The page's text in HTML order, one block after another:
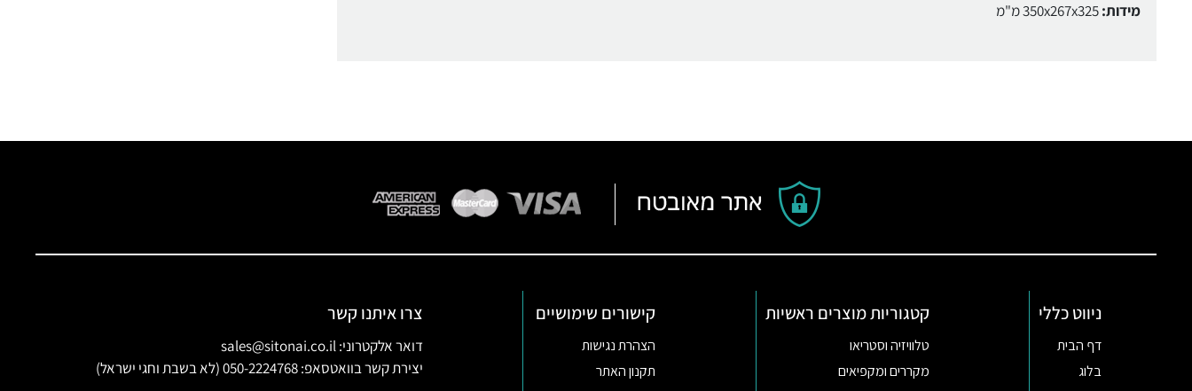
מידות:350x267x325 מ"מ
ניווט כללי
דף הבית
בלוג
קטגוריות מוצרים ראשיות
טלוויזיה וסטריאו
מקררים ומקפיאים
קישורים שימושיים
הצהרת נגישות
תקנון האתר
צרו איתנו קשר
דואר אלקטרוני: sales@sitonai.co.il
יצירת קשר בוואטסאפ: 050-2224768 (לא בשבת וחגי ישראל)